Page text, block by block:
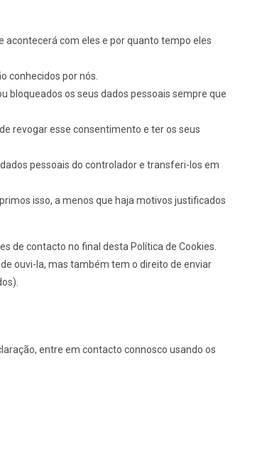
acontecerá com eles e por quanto tempo eles
conhecidos por nós.
bloqueados os seus dados pessoais sempre que
revogar esse consentimento e ter os seus
pessoais do controlador e transferi-los em
isso, a menos que haja motivos justificados
de contacto no final desta Política de Cookies.
ouvi-la, mas também tem o direito de enviar
entre em contacto connosco usando os